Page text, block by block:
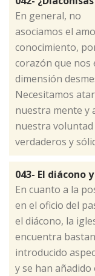
​​En general, no
asociamos el
conocimiento,
corazón que nos
dimensión
Necesitamos
nuestra mente y
nuestra
verdaderos y
043- El diácono
​En cuanto a la
en el oficio del
el diácono, la
encuentra
introducido
y se han